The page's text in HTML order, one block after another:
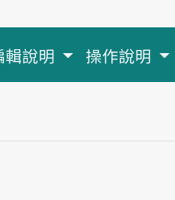
輯說明 操作說明